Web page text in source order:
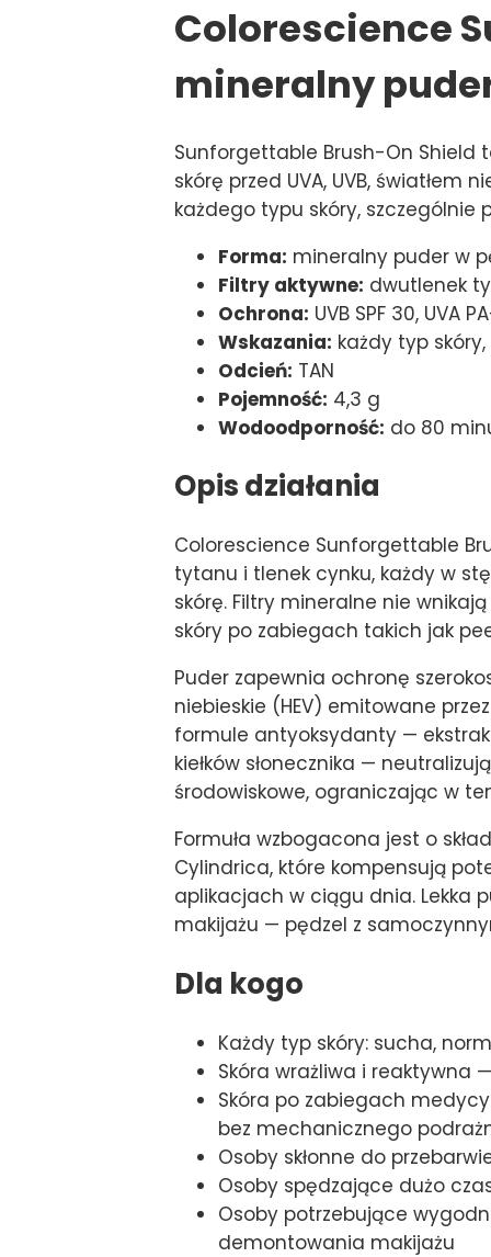
Colorescience
mineralny puder
Sunforgettable Brush-On Shield
skórę przed UVA, UVB,
każdego typu skóry,
Forma: mineralny puder w
Filtry aktywne: dwutlenek
Ochrona: UVB SPF 30, UVA
Wskazania: każdy typ
Odcień: TAN
Pojemność: 4,3 g
Wodoodporność: do 80
Opis działania
Colorescience Sunforgettable
tytanu i tlenek cynku, każdy w
skórę. Filtry mineralne nie
skóry po zabiegach takich jak
Puder zapewnia ochronę
niebieskie (HEV) emitowane
formule antyoksydanty —
kiełków słonecznika —
środowiskowe, ograniczając w
Formuła wzbogacona jest o
Cylindrica, które kompensują
aplikacjach w ciągu dnia. Lekka
makijażu — pędzel z
Dla kogo
Każdy typ skóry: sucha,
Skóra wrażliwa i reaktywna
Skóra po zabiegach
bez mechanicznego
Osoby skłonne do
Osoby spędzające dużo
Osoby potrzebujące
demontowania makijażu